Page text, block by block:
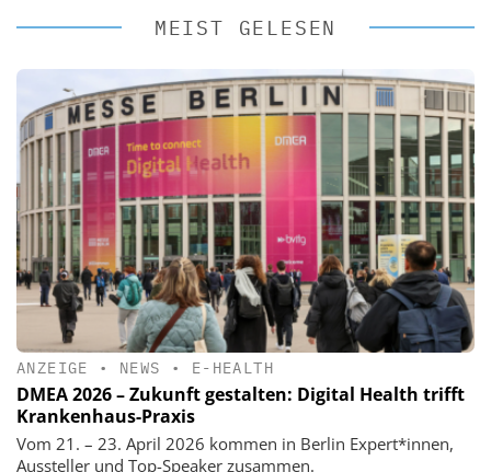
MEIST GELESEN
ANZEIGE • NEWS • E-HEALTH
DMEA 2026 – Zukunft gestalten: Digital Health trifft
Krankenhaus-Praxis
Vom 21. – 23. April 2026 kommen in Berlin Expert*innen,
Aussteller und Top-Speaker zusammen.